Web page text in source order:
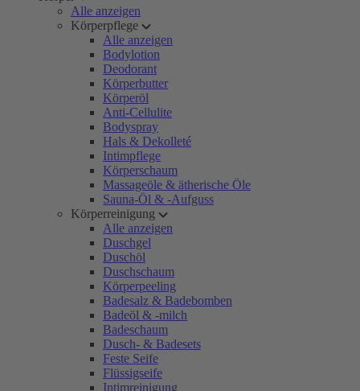
Alle anzeigen
Körperpflege
Alle anzeigen
Bodylotion
Deodorant
Körperbutter
Körperöl
Anti-Cellulite
Bodyspray
Hals & Dekolleté
Intimpflege
Körperschaum
Massageöle & ätherische Öle
Sauna-Öl & -Aufguss
Körperreinigung
Alle anzeigen
Duschgel
Duschöl
Duschschaum
Körperpeeling
Badesalz & Badebomben
Badeöl & -milch
Badeschaum
Dusch- & Badesets
Feste Seife
Flüssigseife
Intimreinigung